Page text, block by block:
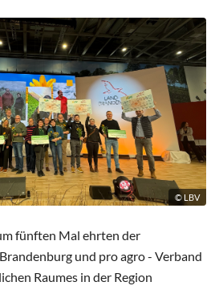
© LBV
fünften Mal ehrten der
und pro agro - Verband
Raumes in der Region